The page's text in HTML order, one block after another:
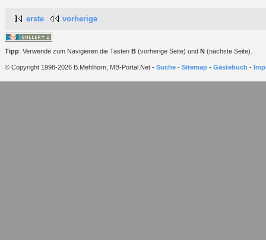
erste vorherige
Tipp: Verwende zum Navigieren die Tasten B (vorherige Seite) und N (nächste Seite).
© Copyright 1998-2026 B.Mehlhorn, MB-Portal.Net - Suche - Sitemap - Gästebuch -